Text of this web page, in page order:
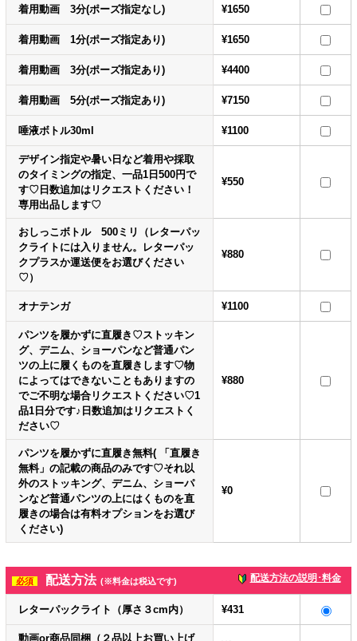
着用動画 3分(ポーズ指定なし) ¥1650
着用動画 1分(ポーズ指定あり) ¥1650
着用動画 3分(ポーズ指定あり) ¥4400
着用動画 5分(ポーズ指定あり) ¥7150
唾液ボトル30ml ¥1100
デザイン指定や暑い日など着用や採取
のタイミングの指定、一品1日500円で
す♡日数追加はリクエストください！
専用出品します♡
¥550
おしっこボトル 500ミリ（レターパッ
クライトには入りません。レターパッ
クプラスか運送便をお選びください
♡）
¥880
オナテンガ ¥1100
パンツを履かずに直履き♡ストッキン
グ、デニム、ショーパンなど普通パン
ツの上に履くものを直履きします♡物
によってはできないこともありますの
でご不明な場合リクエストください♡1
品1日分です♪日数追加はリクエストく
ださい♡
¥880
パンツを履かずに直履き無料( 「直履き
無料」の記載の商品のみです♡それ以
外のストッキング、デニム、ショーパ
ンなど普通パンツの上にはくものを直
履きの場合は有料オプションをお選び
ください)
¥0
必須 配送方法 (※料金は税込です) 配送方法の説明･料金
レターパックライト（厚さ３cm内） ¥431
動画or商品同梱（２品以上お買い上げ